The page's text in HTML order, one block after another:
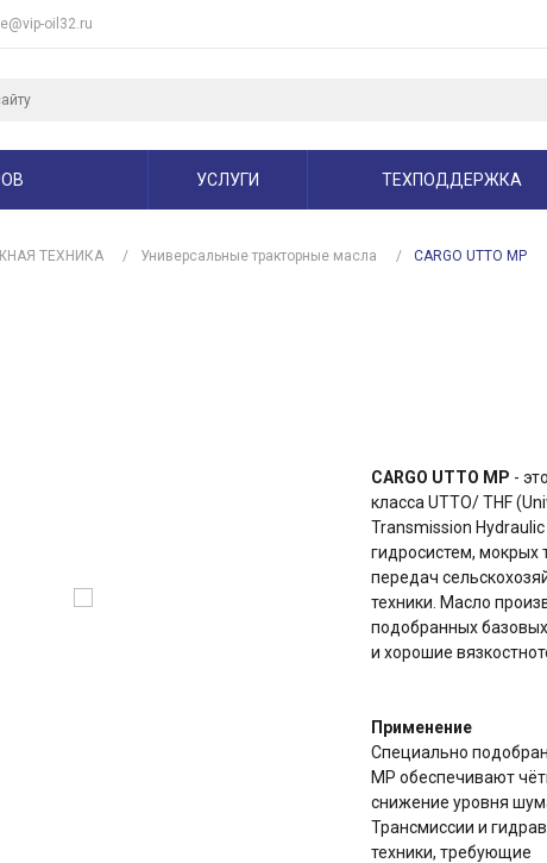
oil32.ru
УСЛУГИ ТЕХПОДДЕРЖКА
ТЕХНИКА / Универсальные тракторные масла / CARGO UTTO MP
CARGO UTTO MP -
класса UTTO/ THF
Transmission
гидросистем, мокрых
передач
техники. Масло
подобранных
и хорошие
Применение
Специально
MP обеспечивают
снижение уровня
Трансмиссии и
техники, требующие